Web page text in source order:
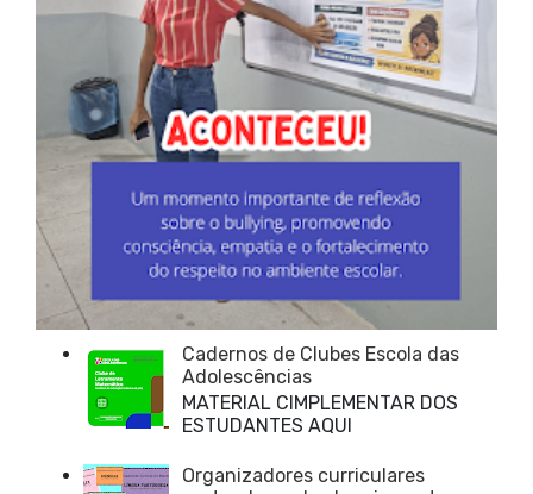
Cadernos de Clubes Escola das
Adolescências
MATERIAL CIMPLEMENTAR DOS
ESTUDANTES AQUI
Organizadores curriculares